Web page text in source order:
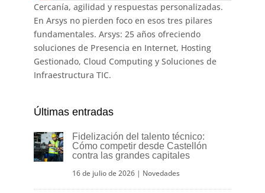
Cercanía, agilidad y respuestas personalizadas.
En Arsys no pierden foco en esos tres pilares
fundamentales. Arsys: 25 años ofreciendo
soluciones de Presencia en Internet, Hosting
Gestionado, Cloud Computing y Soluciones de
Infraestructura TIC.
Últimas entradas
Fidelización del talento técnico:
Cómo competir desde Castellón
contra las grandes capitales
16 de julio de 2026| Novedades